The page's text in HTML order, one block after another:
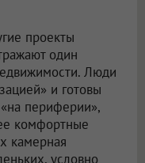
проекты
один
Люди
и готовы
периферии»,
комфортные
камерная
условно